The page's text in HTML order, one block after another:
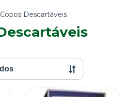
Copos Descartáveis